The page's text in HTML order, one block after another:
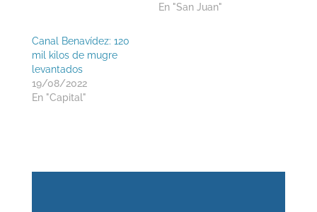
En "San Juan"
Canal Benavídez: 120
mil kilos de mugre
levantados
19/08/2022
En "Capital"